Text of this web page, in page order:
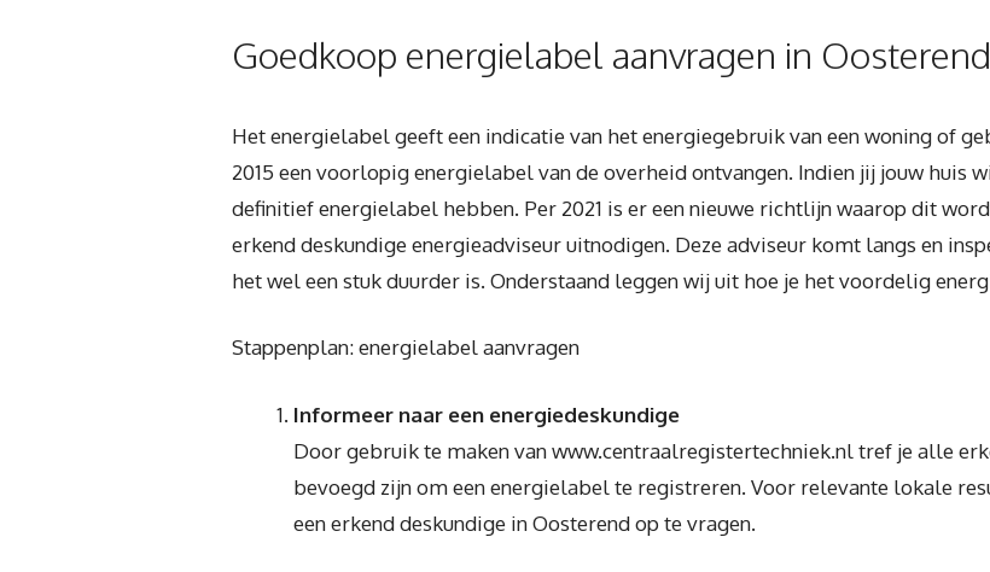
Goedkoop energielabel aanvragen in Oosterend
Het energielabel geeft een indicatie van het energiegebruik van een woning of
2015 een voorlopig energielabel van de overheid ontvangen. Indien jij jouw huis
definitief energielabel hebben. Per 2021 is er een nieuwe richtlijn waarop dit
erkend deskundige energieadviseur uitnodigen. Deze adviseur komt langs en
het wel een stuk duurder is. Onderstaand leggen wij uit hoe je het voordelig
Stappenplan: energielabel aanvragen
Informeer naar een energiedeskundige
Door gebruik te maken van www.centraalregistertechniek.nl tref je alle
bevoegd zijn om een energielabel te registreren. Voor relevante lokale
een erkend deskundige in Oosterend op te vragen.